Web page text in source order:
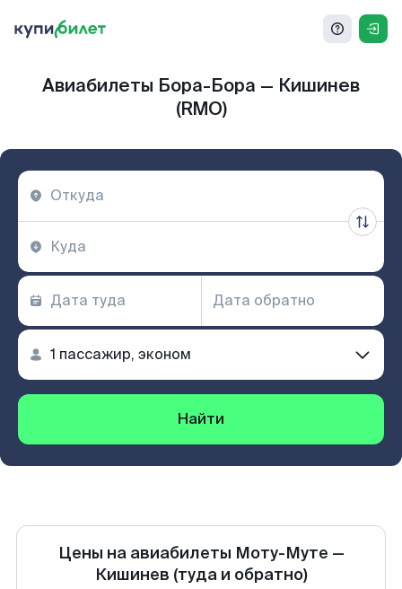
Авиабилеты Бора-Бора — Кишинев
(RMO)
Найти
Цены на авиабилеты Моту-Муте —
Кишинев (туда и обратно)